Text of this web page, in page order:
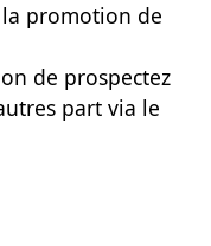
promotion de
de prospectez
part via le